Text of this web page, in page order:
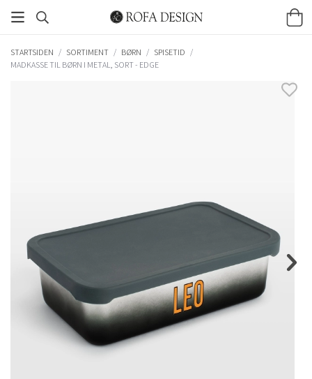
STARTSIDEN / SORTIMENT / BØRN / SPISETID /
MADKASSE TIL BØRN I METAL, SORT - EDGE